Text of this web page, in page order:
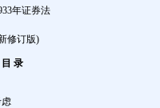
年证券法
修订版)
目 录